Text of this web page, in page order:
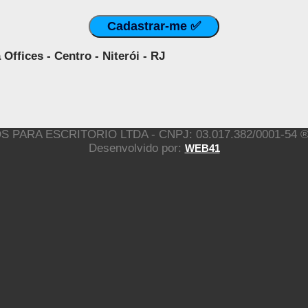
Offices - Centro - Niterói - RJ
PARA ESCRITORIO LTDA - CNPJ: 03.017.382/0001-54
Desenvolvido por: WEB41